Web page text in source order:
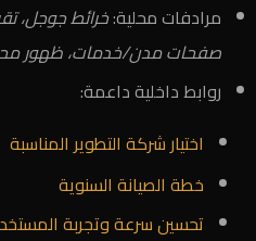
مرادفات محلية:
صفحات مدن/خدمات، ظهور
روابط داخلية داعمة:
اختيار شركة التطوير المناسبة
خطة الصيانة السنوية
تحسين سرعة وتجربة